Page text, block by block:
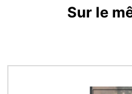
Sur le